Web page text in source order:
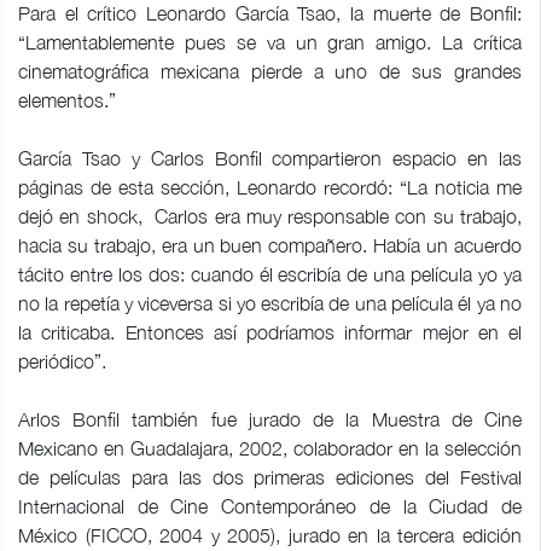
Para el crítico Leonardo García Tsao, la muerte de Bonfil:
“Lamentablemente pues se va un gran amigo. La crítica
cinematográfica mexicana pierde a uno de sus grandes
elementos.”
García Tsao y Carlos Bonfil compartieron espacio en las
páginas de esta sección, Leonardo recordó: “La noticia me
dejó en shock, Carlos era muy responsable con su trabajo,
hacia su trabajo, era un buen compañero. Había un acuerdo
tácito entre los dos: cuando él escribía de una película yo ya
no la repetía y viceversa si yo escribía de una película él ya no
la criticaba. Entonces así podríamos informar mejor en el
periódico”.
Arlos Bonfil también fue jurado de la Muestra de Cine
Mexicano en Guadalajara, 2002, colaborador en la selección
de películas para las dos primeras ediciones del Festival
Internacional de Cine Contemporáneo de la Ciudad de
México (FICCO, 2004 y 2005), jurado en la tercera edición